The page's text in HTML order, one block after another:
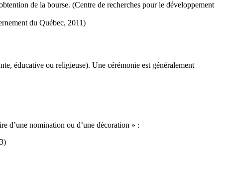
de la bourse. (Centre de recherches pour le développement
du Québec, 2011)
éducative ou religieuse). Une cérémonie est généralement
d’une nomination ou d’une décoration » :